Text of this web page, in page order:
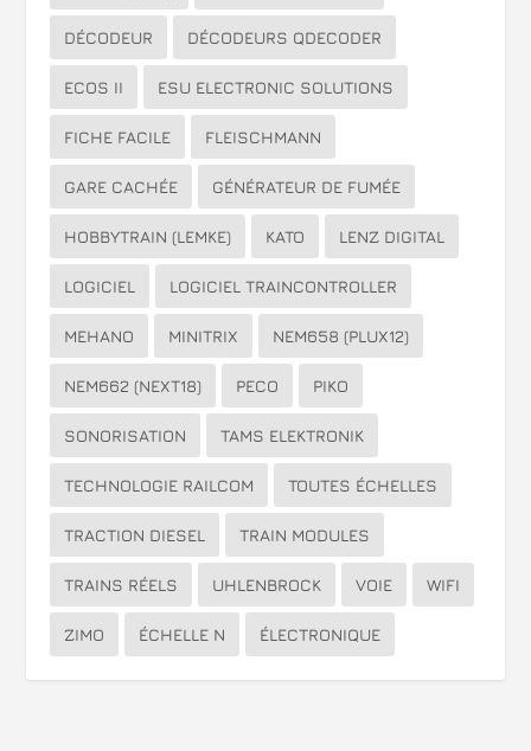
DÉCODEUR DÉCODEURS QDECODER
ECOS II ESU ELECTRONIC SOLUTIONS
FICHE FACILE FLEISCHMANN
GARE CACHÉE GÉNÉRATEUR DE FUMÉE
HOBBYTRAIN (LEMKE) KATO LENZ DIGITAL
LOGICIEL LOGICIEL TRAINCONTROLLER
MEHANO MINITRIX NEM658 (PLUX12)
NEM662 (NEXT18) PECO PIKO
SONORISATION TAMS ELEKTRONIK
TECHNOLOGIE RAILCOM TOUTES ÉCHELLES
TRACTION DIESEL TRAIN MODULES
TRAINS RÉELS UHLENBROCK VOIE WIFI
ZIMO ÉCHELLE N ÉLECTRONIQUE